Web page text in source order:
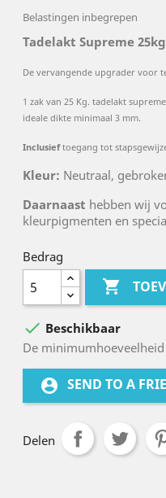
Belastingen inbegrepen
Tadelakt Supreme
De vervangende upgrader voor
1 zak van 25 Kg. tadelakt
ideale dikte minimaal 3 mm.
Inclusieftoegang tot
Kleur: Neutraal,
Daarnaast hebben wij
kleurpigmenten en
Bedrag

 Beschikbaar
De
account_circle SEND TO A
Delen